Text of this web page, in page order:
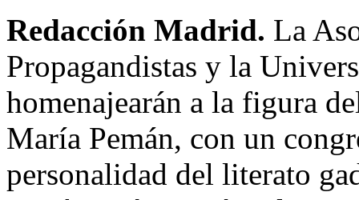
Redacción Madrid. La
Propagandistas y la
homenajearán a la figura
María Pemán, con un
personalidad del literato